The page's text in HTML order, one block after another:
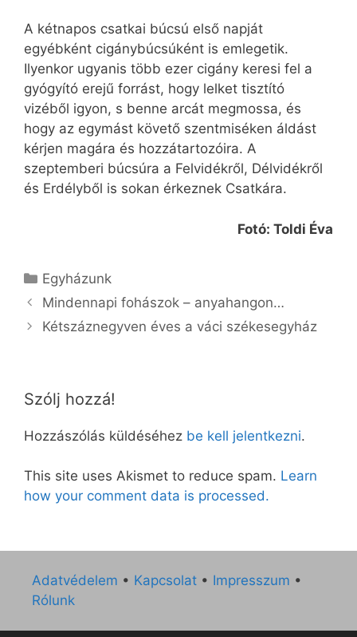
A kétnapos csatkai búcsú első napját
egyébként cigánybúcsúként is emlegetik.
Ilyenkor ugyanis több ezer cigány keresi fel a
gyógyító erejű forrást, hogy lelket tisztító
vizéből igyon, s benne arcát megmossa, és
hogy az egymást követő szentmiséken áldást
kérjen magára és hozzátartozóira. A
szeptemberi búcsúra a Felvidékről, Délvidékről
és Erdélyből is sokan érkeznek Csatkára.
Fotó: Toldi Éva
Kategória
Egyházunk
Mindennapi fohászok – anyahangon…
Kétszáznegyven éves a váci székesegyház
Szólj hozzá!
Hozzászólás küldéséhez be kell jelentkezni.
This site uses Akismet to reduce spam. Learn
how your comment data is processed.
Adatvédelem • Kapcsolat • Impresszum •
Rólunk